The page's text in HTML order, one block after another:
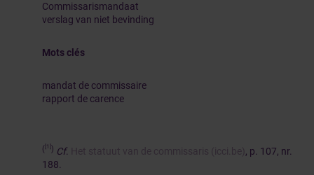
Commissarismandaat
verslag van niet bevinding
Mots clés
mandat de commissaire
rapport de carence
( ) Cf. Het statuut van de commissaris (icci.be), p. 107, nr.
188.